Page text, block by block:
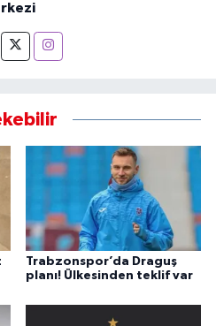
Trabzonspor’da Draguş
planı! Ülkesinden teklif var